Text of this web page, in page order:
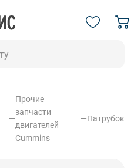
—
Прочие
запчасти
двигателей
Cummins
—Патрубок